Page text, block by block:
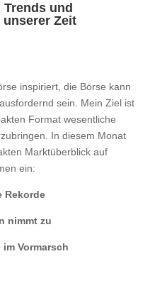
Trends und
Zeit
inspiriert, die Börse kann
sein. Mein Ziel ist
Format wesentliche
In diesem Monat
Marktüberblick auf
ein:
Rekorde
nimmt zu
Vormarsch